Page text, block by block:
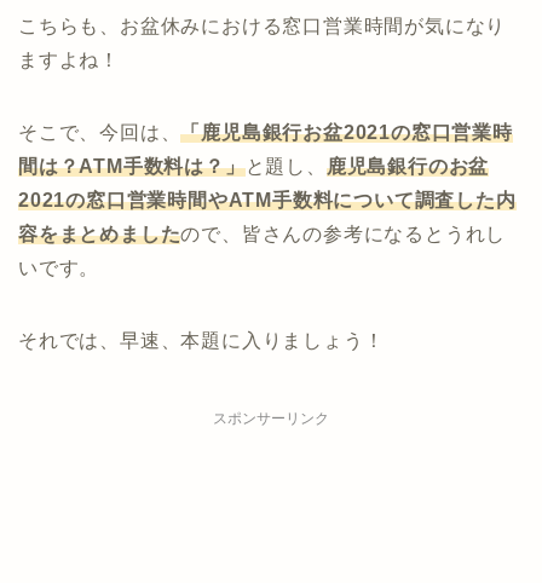
こちらも、お盆休みにおける窓口営業時間が気になり
ますよね！
そこで、今回は、「鹿児島銀行お盆2021の窓口営業時
間は？ATM手数料は？」と題し、 鹿児島銀行のお盆
2021の窓口営業時間やATM手数料について調査した内
容をまとめましたので、皆さんの参考になるとうれし
いです。
それでは、早速、本題に入りましょう！
スポンサーリンク